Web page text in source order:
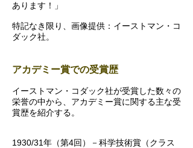
あります！」
特記なき限り、画像提供：イーストマン・コ
ダック社。
アカデミー賞での受賞歴
イーストマン・コダック社が受賞した数々の
栄誉の中から、アカデミー賞に関する主な受
賞歴を紹介する。
1930/31年（第4回）－科学技術賞（クラス